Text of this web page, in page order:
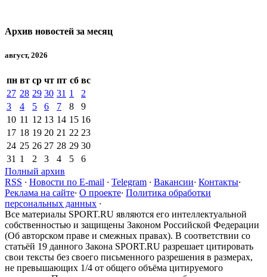
Архив новостей за месяц
август, 2026
пн вт ср чт пт сб вс
27 28 29 30 31 1
2
3
4 5 6 7 8
9
10 11 12 13 14 15 16
17 18 19 20 21 22 23
24 25 26 27 28 29 30
31 1 2 3 4 5
6
Полный архив
RSS · Новости по E-mail · Telegram · Вакансии· Контакты·
Реклама на сайте· О проекте· Политика обработки
персональных данных ·
Все материалы SPORT.RU являются его интеллектуальной
собственностью и защищены Законом Российской Федерации
(Об авторском праве и смежных правах). В соответствии со
статьёй 19 данного Закона SPORT.RU разрешает цитировать
свои тексты без своего письменного разрешения в размерах,
не превышающих 1/4 от общего объёма цитируемого